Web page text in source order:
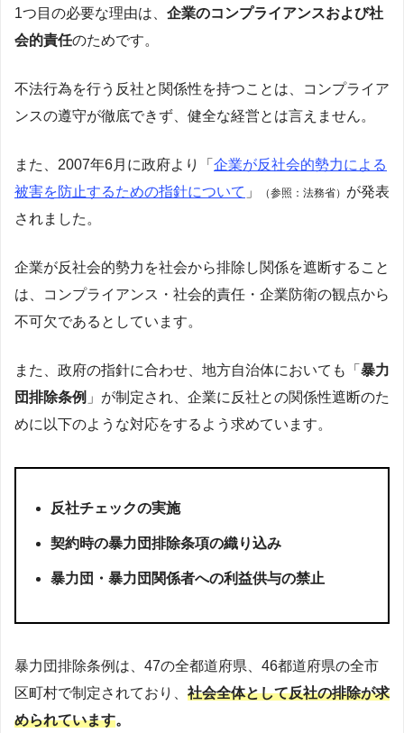
1つ目の必要な理由は、 企業のコンプライアンスおよび社
会的責任のためです。
不法行為を行う反社と関係性を持つことは、コンプライア
ンスの遵守が徹底できず、健全な経営とは言えません。
また、2007年6月に政府より「 企業が反社会的勢力による
被害を防止するための指針について 」 （参照：法務省） が発表
されました。
企業が反社会的勢力を社会から排除し関係を遮断すること
は、コンプライアンス・社会的責任・企業防衛の観点から
不可欠であるとしています。
また、政府の指針に合わせ、地方自治体においても「 暴力
団排除条例 」が制定され、企業に反社との関係性遮断のた
めに以下のような対応をするよう求めています。
反社チェックの実施
契約時の暴力団排除条項の織り込み
暴力団・暴力団関係者への利益供与の禁止
暴力団排除条例は、47の全都道府県、46都道府県の全市
区町村で制定されており、 社会全体として反社の排除が求
められています。